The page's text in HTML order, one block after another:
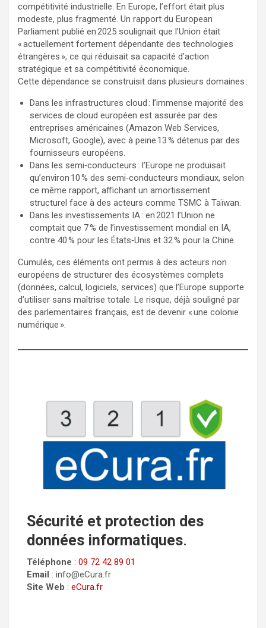
compétitivité industrielle. En Europe, l’effort était plus
modeste, plus fragmenté. Un rapport du European
Parliament publié en 2025 soulignait que l’Union était
« actuellement fortement dépendante des technologies
étrangères », ce qui réduisait sa capacité d’action
stratégique et sa compétitivité économique.
Cette dépendance se construisit dans plusieurs domaines :
Dans les infrastructures cloud : l’immense majorité des
services de cloud européen est assurée par des
entreprises américaines (Amazon Web Services,
Microsoft, Google), avec à peine 13 % détenus par des
fournisseurs européens.
Dans les semi‑conducteurs : l’Europe ne produisait
qu’environ 10 % des semi‑conducteurs mondiaux, selon
ce même rapport, affichant un amortissement
structurel face à des acteurs comme TSMC à Taïwan.
Dans les investissements IA : en 2021 l’Union ne
comptait que 7 % de l’investissement mondial en IA,
contre 40 % pour les États‑Unis et 32 % pour la Chine.
Cumulés, ces éléments ont permis à des acteurs non
européens de structurer des écosystèmes complets
(données, calcul, logiciels, services) que l’Europe supporte
d’utiliser sans maîtrise totale. Le risque, déjà souligné par
des parlementaires français, est de devenir « une colonie
numérique ».
Sécurité et protection des
données informatiques.
Téléphone : 09 72 42 89 01
Email : info@eCura.fr
Site Web : eCura.fr